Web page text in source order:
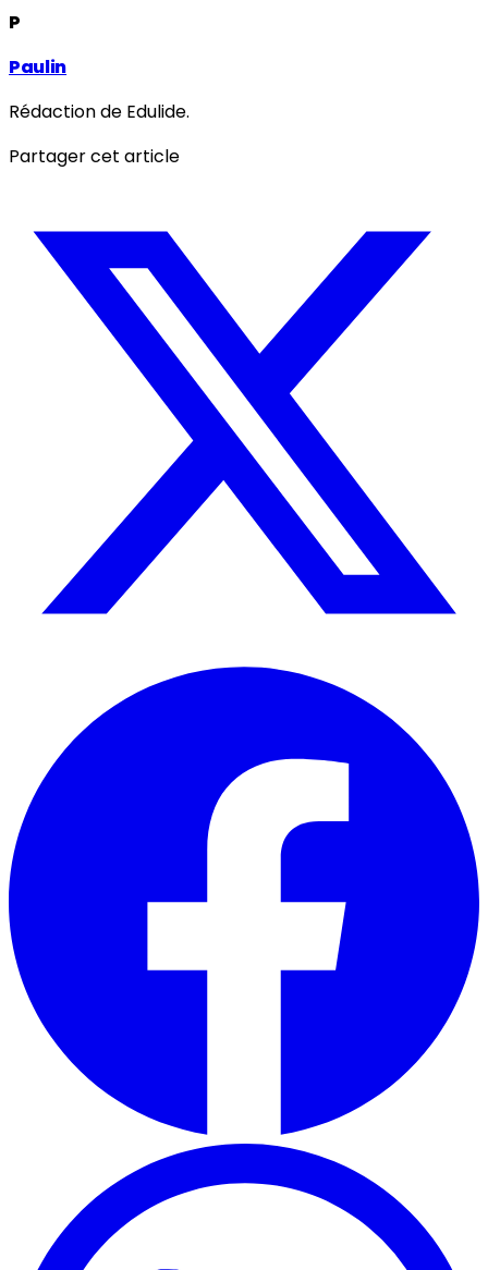
P
Paulin
Rédaction de Edulide.
Partager cet article